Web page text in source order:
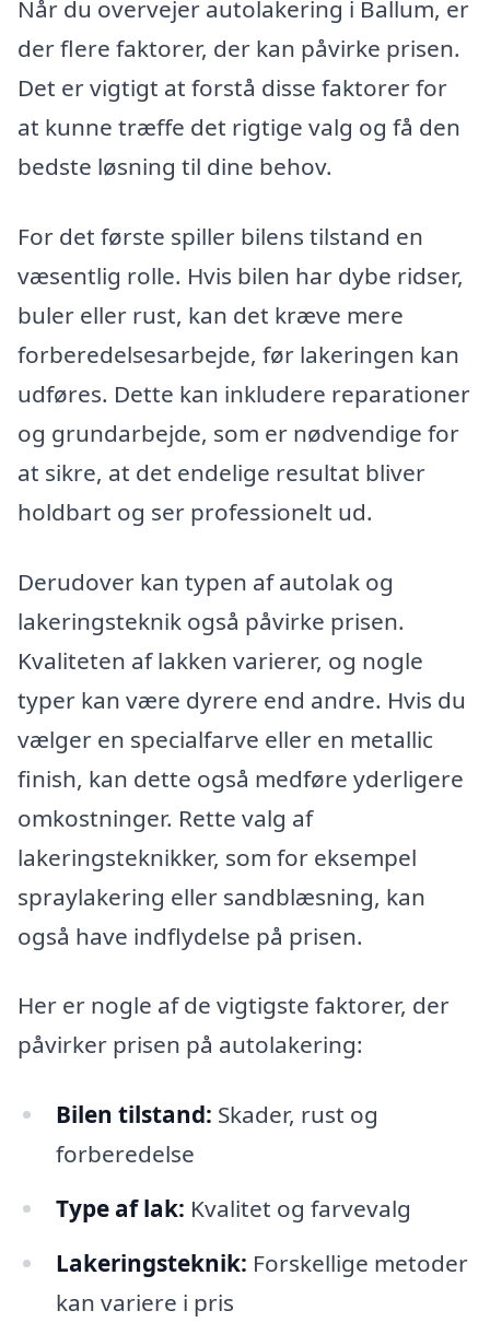
Når du overvejer autolakering i Ballum, er
der flere faktorer, der kan påvirke prisen.
Det er vigtigt at forstå disse faktorer for
at kunne træffe det rigtige valg og få den
bedste løsning til dine behov.
For det første spiller bilens tilstand en
væsentlig rolle. Hvis bilen har dybe ridser,
buler eller rust, kan det kræve mere
forberedelsesarbejde, før lakeringen kan
udføres. Dette kan inkludere reparationer
og grundarbejde, som er nødvendige for
at sikre, at det endelige resultat bliver
holdbart og ser professionelt ud.
Derudover kan typen af autolak og
lakeringsteknik også påvirke prisen.
Kvaliteten af lakken varierer, og nogle
typer kan være dyrere end andre. Hvis du
vælger en specialfarve eller en metallic
finish, kan dette også medføre yderligere
omkostninger. Rette valg af
lakeringsteknikker, som for eksempel
spraylakering eller sandblæsning, kan
også have indflydelse på prisen.
Her er nogle af de vigtigste faktorer, der
påvirker prisen på autolakering:
Bilen tilstand: Skader, rust og
forberedelse
Type af lak: Kvalitet og farvevalg
Lakeringsteknik: Forskellige metoder
kan variere i pris